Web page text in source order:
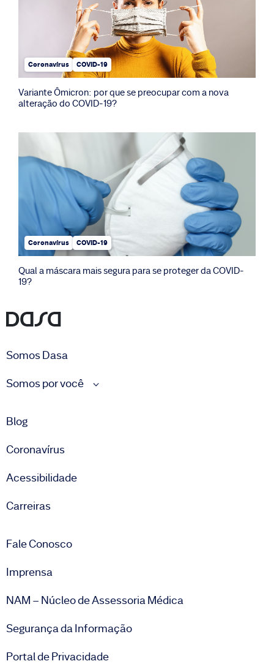
Coronavírus COVID-19
Variante Ômicron: por que se preocupar com a nova
alteração do COVID-19?
Coronavírus COVID-19
Qual a máscara mais segura para se proteger da COVID-
19?
Somos Dasa
Somos por você
Blog
Coronavírus
Acessibilidade
Carreiras
Fale Conosco
Imprensa
NAM – Núcleo de Assessoria Médica
Segurança da Informação
Portal de Privacidade